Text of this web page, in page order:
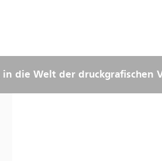
die Welt der druckgrafischen